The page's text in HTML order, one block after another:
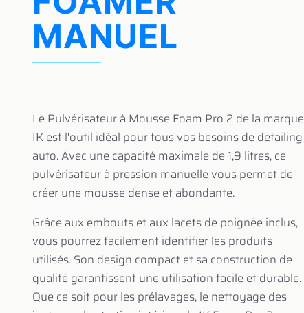
MANUEL
Le Pulvérisateur à Mousse Foam Pro 2 de la marque
IK est l'outil idéal pour tous vos besoins de detailing
auto. Avec une capacité maximale de 1,9 litres, ce
pulvérisateur à pression manuelle vous permet de
créer une mousse dense et abondante.
Grâce aux embouts et aux lacets de poignée inclus,
vous pourrez facilement identifier les produits
utilisés. Son design compact et sa construction de
qualité garantissent une utilisation facile et durable.
Que ce soit pour les prélavages, le nettoyage des